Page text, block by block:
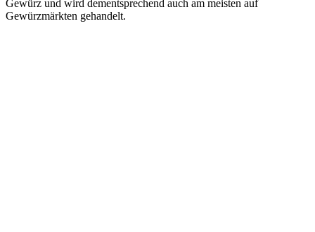
Gewürz und wird dementsprechend auch am meisten auf
Gewürzmärkten gehandelt.